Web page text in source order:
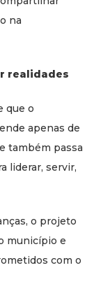
na
realidades
que o
apenas de
também passa
liderar, servir,
o projeto
município e
com o